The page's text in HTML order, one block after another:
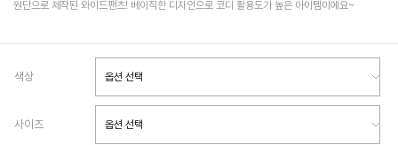
원단으로 제작된 와이드팬츠! 베이직한 디자인으로 코디 활용도가 높은 아이템이에요~
색상
사이즈